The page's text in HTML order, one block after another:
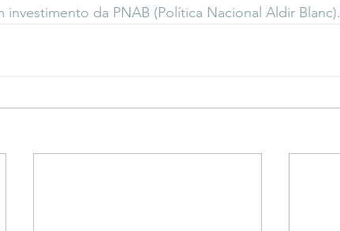
da PNAB (Política Nacional Aldir Blanc).